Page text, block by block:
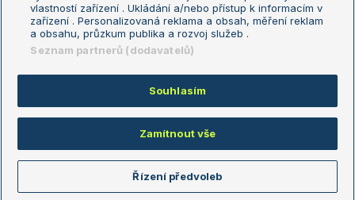
Podmínky užití
Nastavení soukromí
GDPR a žurnalistika
Reklama
Kontakt
Informace o zpracování osobních
údajů
Copyright © 2008-2026 TenisPortal.cz. Využíváme zpravodajství ČTK.
vlastností zařízení . Ukládání a/nebo přístup k informacím v
zařízení . Personalizovaná reklama a obsah, měření reklam
a obsahu, průzkum publika a rozvoj služeb .
Seznam partnerů (dodavatelů)
Souhlasím
Zamítnout vše
Řízení předvoleb